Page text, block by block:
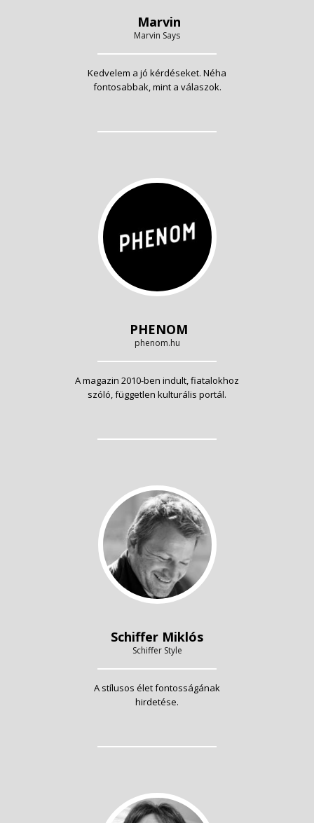
Marvin
Marvin Says
Kedvelem a jó kérdéseket. Néha
fontosabbak, mint a válaszok.
PHENOM
phenom.hu
A magazin 2010-ben indult, fiatalokhoz
szóló, független kulturális portál.
Schiffer Miklós
Schiffer Style
A stílusos élet fontosságának
hirdetése.